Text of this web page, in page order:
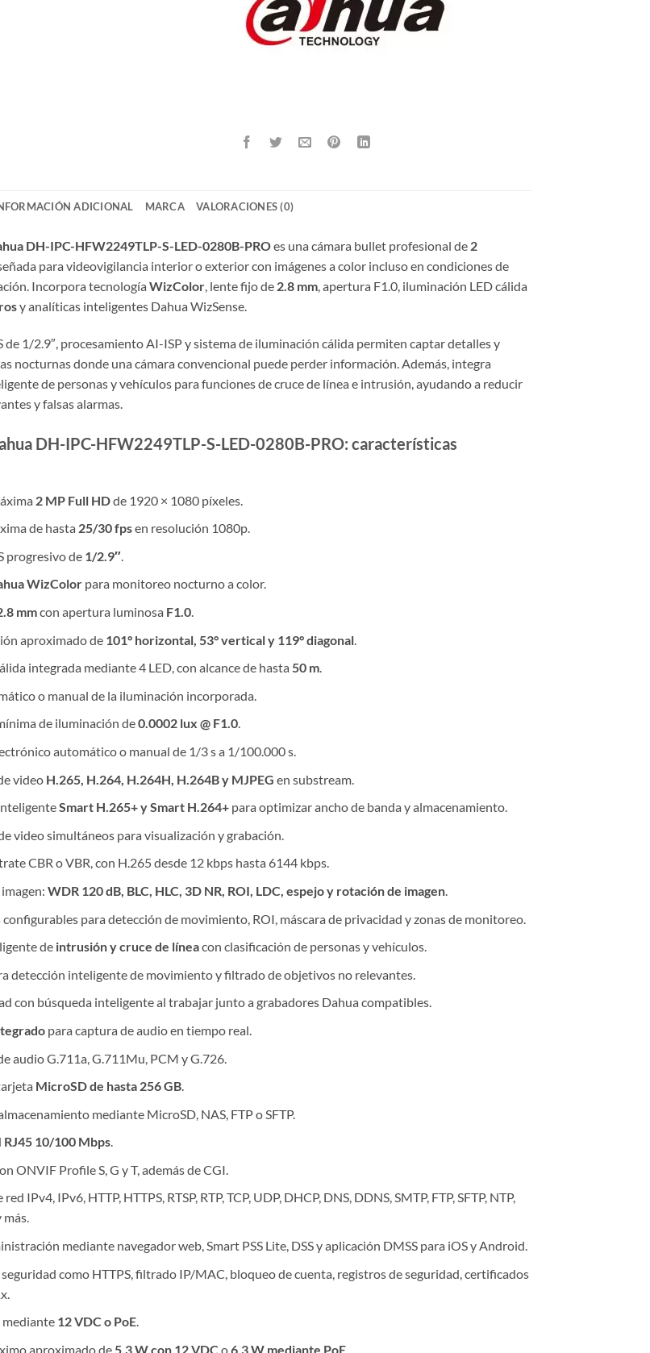
ADICIONAL MARCA VALORACIONES (0)
DH-IPC-HFW2249TLP-S-LED-0280B-PROes una cámara bullet profesional de 2
para videovigilancia interior o exterior con imágenes a color incluso en condiciones de
Incorpora tecnología WizColor, lente fijo de 2.8 mm, apertura F1.0, iluminación LED cálida
y analíticas inteligentes Dahua WizSense.
de 1/2.9″, procesamiento AI-ISP y sistema de iluminación cálida permiten captar detalles y
nocturnas donde una cámara convencional puede perder información. Además, integra
de personas y vehículos para funciones de cruce de línea e intrusión, ayudando a reducir
y falsas alarmas.
DH-IPC-HFW2249TLP-S-LED-0280B-PRO: características
2 MP Full HDde 1920 × 1080 píxeles.
de hasta 25/30 fpsen resolución 1080p.
progresivo de 1/2.9″.
WizColor para monitoreo nocturno a color.
mmcon apertura luminosa F1.0.
aproximado de 101° horizontal, 53° vertical y 119° diagonal
integrada mediante 4 LED, con alcance de hasta50 m.
o manual de la iluminación incorporada.
de iluminación de0.0002 lux @ F1.0.
automático o manual de 1/3 s a 1/100.000 s.
video H.265, H.264, H.264H, H.264B y MJPEG en substream.
Smart H.265+ y Smart H.264+ para optimizar ancho de banda y almacenamiento.
video simultáneos para visualización y grabación.
CBR o VBR, con H.265 desde 12 kbps hasta 6144 kbps.
imagen:WDR 120 dB, BLC, HLC, 3D NR, ROI, LDC, espejo y rotación de imagen.
configurables para detección de movimiento, ROI, máscara de privacidad y zonas de monitoreo.
de intrusión y cruce de líneacon clasificación de personas y vehículos.
detección inteligente de movimiento y filtrado de objetivos no relevantes.
con búsqueda inteligente al trabajar junto a grabadores Dahua compatibles.
para captura de audio en tiempo real.
audio G.711a, G.711Mu, PCM y G.726.
MicroSD de hasta 256 GB.
mediante MicroSD, NAS, FTP o SFTP.
RJ45 10/100 Mbps.
ONVIF Profile S, G y T, además de CGI.
IPv4, IPv6, HTTP, HTTPS, RTSP, RTP, TCP, UDP, DHCP, DNS, DDNS, SMTP, FTP, SFTP, NTP,
más.
mediante navegador web, Smart PSS Lite, DSS y aplicación DMSS para iOS y Android.
como HTTPS, filtrado IP/MAC, bloqueo de cuenta, registros de seguridad, certificados
12 VDC o PoE.
aproximado de 5.3 W con 12 VDC o6.3 W mediante PoE